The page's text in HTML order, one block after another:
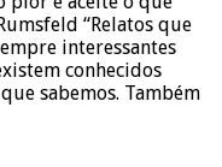
“Relatos que
interessantes
conhecidos
sabemos. Também